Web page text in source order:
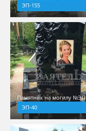
ЭП-155
Памятник на могилу
ЭП-40